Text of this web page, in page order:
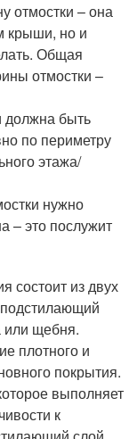
отмостки – она
крыши, но и
Общая
отмостки –
должна быть
по периметру
этажа/
нужно
– это послужит
состоит из двух
или щебня.
плотного и
покрытия.
выполняет
к